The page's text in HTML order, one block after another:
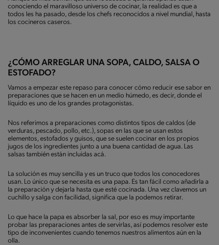
conociendo el maravilloso universo de cocinar, la realidad es que a
todos les ha pasado, desde los chefs reconocidos a nivel mundial, hasta
los cocineros caseros.
¿CÓMO ARREGLAR UNA SOPA, CALDO, SALSA O
ESTOFADO?
Vamos a empezar este repaso para conocer cómo reducir ese sabor en
preparaciones que se hacen en un medio húmedo, es decir, donde el
líquido es uno de los grandes protagonistas.
Nos referimos a preparaciones como distintos tipos de caldos (de
verduras, pescado, pollo, etc.), sopas en las que se usan estos
elementos, estofados y guisos, que se suelen cocinar en los propios
jugos de los ingredientes junto a una buena cantidad de agua. Las
salsas también están incluidas acá.
La solución es muy sencilla y es un truco que todos los conocedores
usan. Lo único que se necesita es una papa. Es tan fácil como añadirla a
la preparación y dejarla hasta que esté cocinada. Una vez clavemos un
cuchillo y salga con facilidad, significa que la podemos retirar.
Lo que hace la papa es absorber la sal, por eso es muy importante
probar las preparaciones antes de servirlas, así podemos resolver este
tipo de inconvenientes cuando tenemos nuestros alimentos aún en la
olla.